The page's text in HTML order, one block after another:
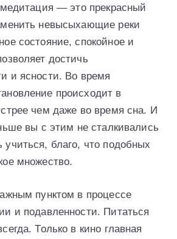
— это прекрасный
невысыхающие реки
состояние, спокойное и
достичь
и ясности. Во время
происходит в
чем даже во время сна. И
вы с этим не сталкивались
благо, что подобных
множество.
пунктом в процессе
и подавленности. Питаться
Только в кино главная